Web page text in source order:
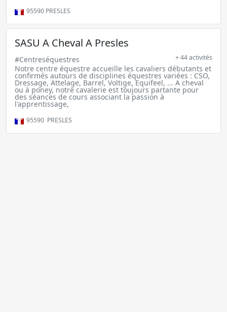
95590 PRESLES
SASU A Cheval A Presles
#Centreséquestres + 44 activités
Notre centre équestre accueille les cavaliers débutants et
confirmés autours de disciplines équestres variées : CSO,
Dressage, Attelage, Barrel, Voltige, Equifeel, ... A cheval
ou à poney, notre cavalerie est toujours partante pour
des séances de cours associant la passion à
l'apprentissage,
95590 PRESLES